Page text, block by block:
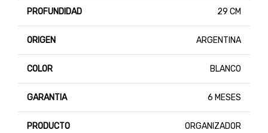
PROFUNDIDAD 29 CM
ORIGEN ARGENTINA
COLOR BLANCO
GARANTIA 6 MESES
PRODUCTO ORGANIZADOR